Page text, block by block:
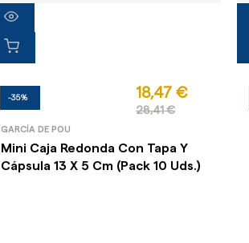
-35% 18,47 €
28,41 €
GARCÍA DE POU
Mini Caja Redonda Con Tapa Y
Cápsula 13 X 5 Cm (Pack 10 Uds.)